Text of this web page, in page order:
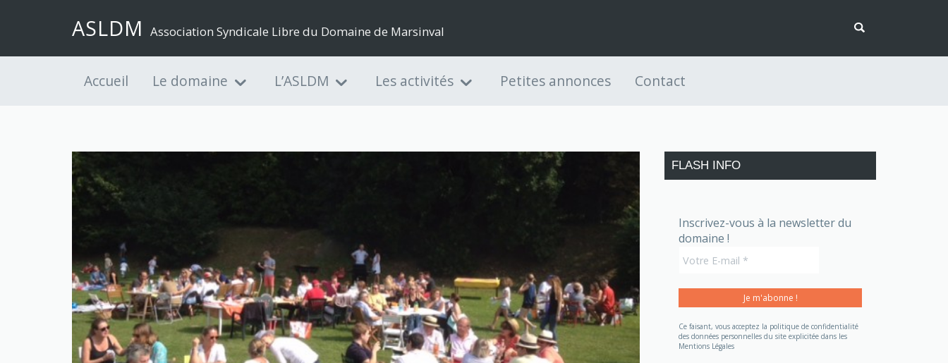
ASLDM Association Syndicale Libre du Domaine de Marsinval
Accueil Le domaine L’ASLDM Les activités Petites annonces Contact
FLASH INFO
Inscrivez-vous à la newsletter du
domaine !
Ce faisant, vous acceptez la politique de confidentialité
des données personnelles du site explicitée dans les
Mentions Légales